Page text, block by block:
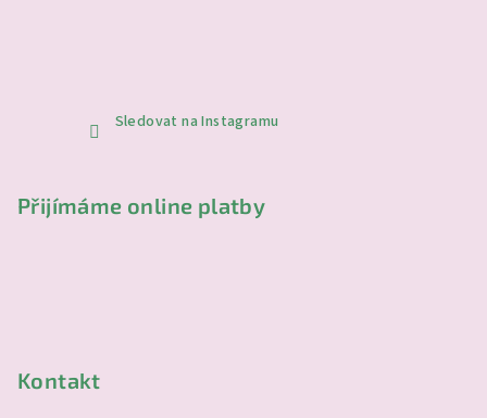
Sledovat na Instagramu
Přijímáme online platby
Kontakt